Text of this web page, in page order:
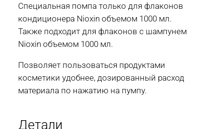
Специальная помпа только для флаконов
кондиционера Nioxin объемом 1000 мл.
Также подходит для флаконов с шампунем
Nioxin объемом 1000 мл.
Позволяет пользоваться продуктами
косметики удобнее, дозированный расход
материала по нажатию на пумпу.
Детали